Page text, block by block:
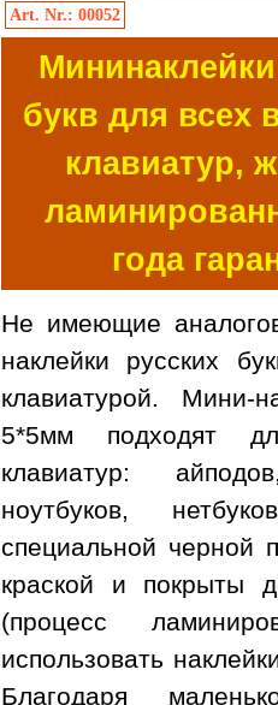
Art. Nr.: 00052
букв для всех
клавиатур,
года
Не имеющие
наклейки русских
клавиатурой. Мини-
5*5мм подходят
клавиатур:
ноутбуков,
специальной черной
краской и покрыты
(процесс
использовать
Благодаря